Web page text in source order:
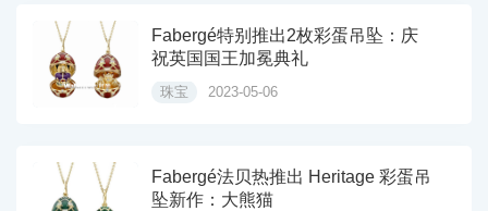
Fabergé特别推出2枚彩蛋吊坠：庆
祝英国国王加冕典礼
珠宝 2023-05-06
Fabergé法贝热推出 Heritage 彩蛋吊
坠新作：大熊猫